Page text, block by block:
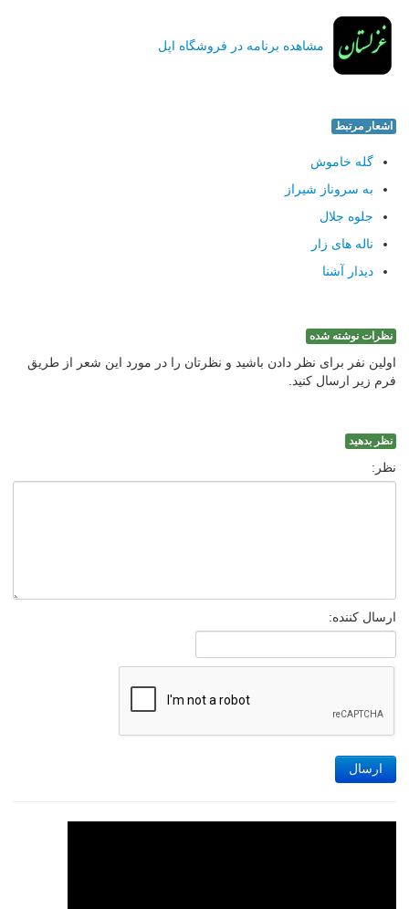
مشاهده برنامه در فروشگاه اپل
اشعار مرتبط
گله خاموش
به سروناز شيراز
جلوه جلال
ناله هاى زار
ديدار آشنا
نظرات نوشته شده
اولین نفر برای نظر دادن باشید و نظرتان را در مورد این شعر از طریق
فرم زیر ارسال کنید.
نظر بدهید
نظر:
ارسال کننده:
ارسال